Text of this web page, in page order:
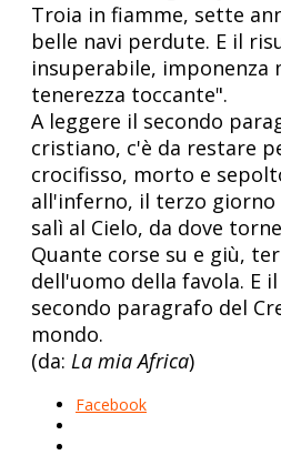
Troia in fiamme, sette
belle navi perdute. E il
insuperabile, imponenza
tenerezza toccante".
A leggere il secondo
cristiano, c'è da restare
crocifisso, morto e
all'inferno, il terzo
salì al Cielo, da dove
Quante corse su e giù,
dell'uomo della favola. E
secondo paragrafo del
mondo.
(da: La mia Africa)
Facebook